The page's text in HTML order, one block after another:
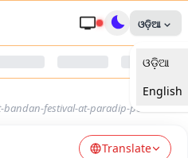
Shakti
ଓଡ଼ିଆ
ଓଡ଼ିଆ
English
festival-at-paradip-port
Translate